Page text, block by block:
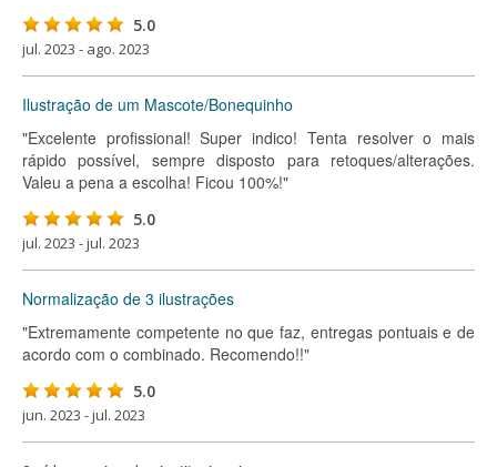
5.0
jul. 2023 - ago. 2023
Ilustração de um Mascote/Bonequinho
"Excelente profissional! Super indico! Tenta resolver o mais
rápido possível, sempre disposto para retoques/alterações.
Valeu a pena a escolha! Ficou 100%!"
5.0
jul. 2023 - jul. 2023
Normalização de 3 ilustrações
"Extremamente competente no que faz, entregas pontuais e de
acordo com o combinado. Recomendo!!"
5.0
jun. 2023 - jul. 2023